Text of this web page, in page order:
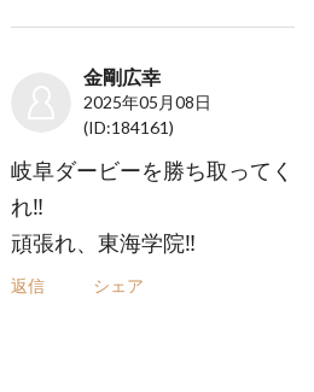
金剛広幸
2025年05月08日
(ID:184161)
岐阜ダービーを勝ち取ってく
れ‼️
頑張れ、東海学院‼️
返信 シェア